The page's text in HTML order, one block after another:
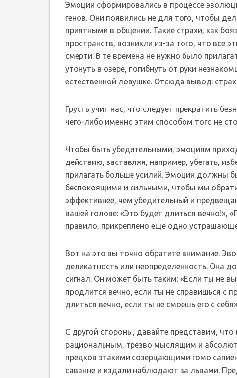
Эмоции сформировались в процессе
генов. Они появились не для того, чтобы
приятными в общении. Такие страхи, как
пространств, возникли из-за того, что все
смерти. В те времена не нужно было
утонуть в озере, погибнуть от руки
естественной ловушке. Отсюда вывод:
Грусть учит нас, что следует прекратить
чего-либо именно этим способом того не
Чтобы быть убедительными, эмоциям
действию, заставляя, например, убегать,
прилагать больше усилий. Эмоции должны
беспокоящими и сильными, чтобы мы
эффективнее, чем убедительный и
вашей голове: «Это будет длиться вечно!»,
правило, прикреплено еще одно
Вот на это вы точно обратите внимание.
деликатность или неопределенность. Она
сигнал. Он может быть таким: «Если ты не
продлится вечно, если ты не справишься с
длиться вечно, если ты не смоешь его с
С другой стороны, давайте представим,
рациональным, трезво мыслящим и
предков этакими созерцающими гомо
саванне и издали наблюдают за львами.